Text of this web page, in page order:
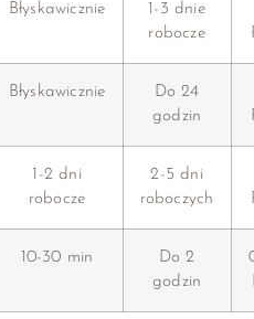
Błyskawicznie
1-3 dnie
robocze
Błyskawicznie
Do 24
godzin
1-2 dni
robocze
2-5 dni
roboczych
10-30 min
Do 2
godzin